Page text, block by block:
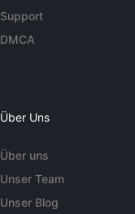
Support
DMCA
Über Uns
Über uns
Unser Team
Unser Blog